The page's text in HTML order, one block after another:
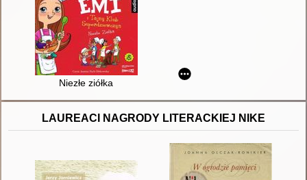
Niezłe ziółka
LAUREACI NAGRODY LITERACKIEJ NIKE